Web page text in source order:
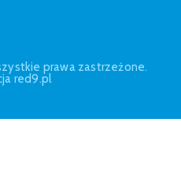
prawa zastrzeżone.
red9.pl